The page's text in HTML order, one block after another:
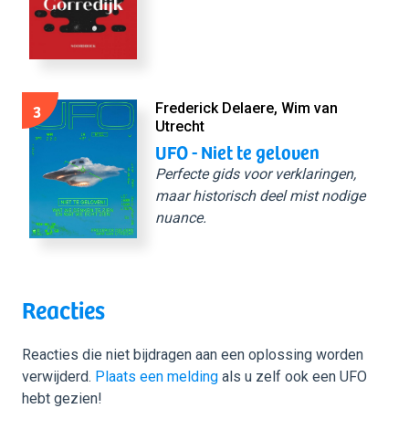
3
Frederick Delaere, Wim van
Utrecht
UFO - Niet te geloven
Perfecte gids voor verklaringen,
maar historisch deel mist nodige
nuance.
Reacties
Reacties die niet bijdragen aan een oplossing worden
verwijderd. Plaats een melding als u zelf ook een UFO
hebt gezien!